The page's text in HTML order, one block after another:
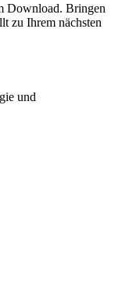
Download. Bringen
zu Ihrem nächsten
und